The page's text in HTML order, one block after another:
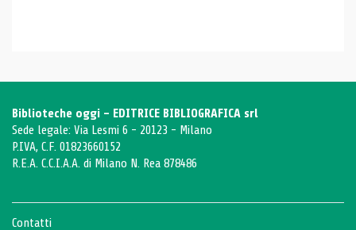
Biblioteche oggi - EDITRICE BIBLIOGRAFICA srl
Sede legale: Via Lesmi 6 - 20123 - Milano
P.IVA, C.F. 01823660152
R.E.A. C.C.I.A.A. di Milano N. Rea 878486
Contatti